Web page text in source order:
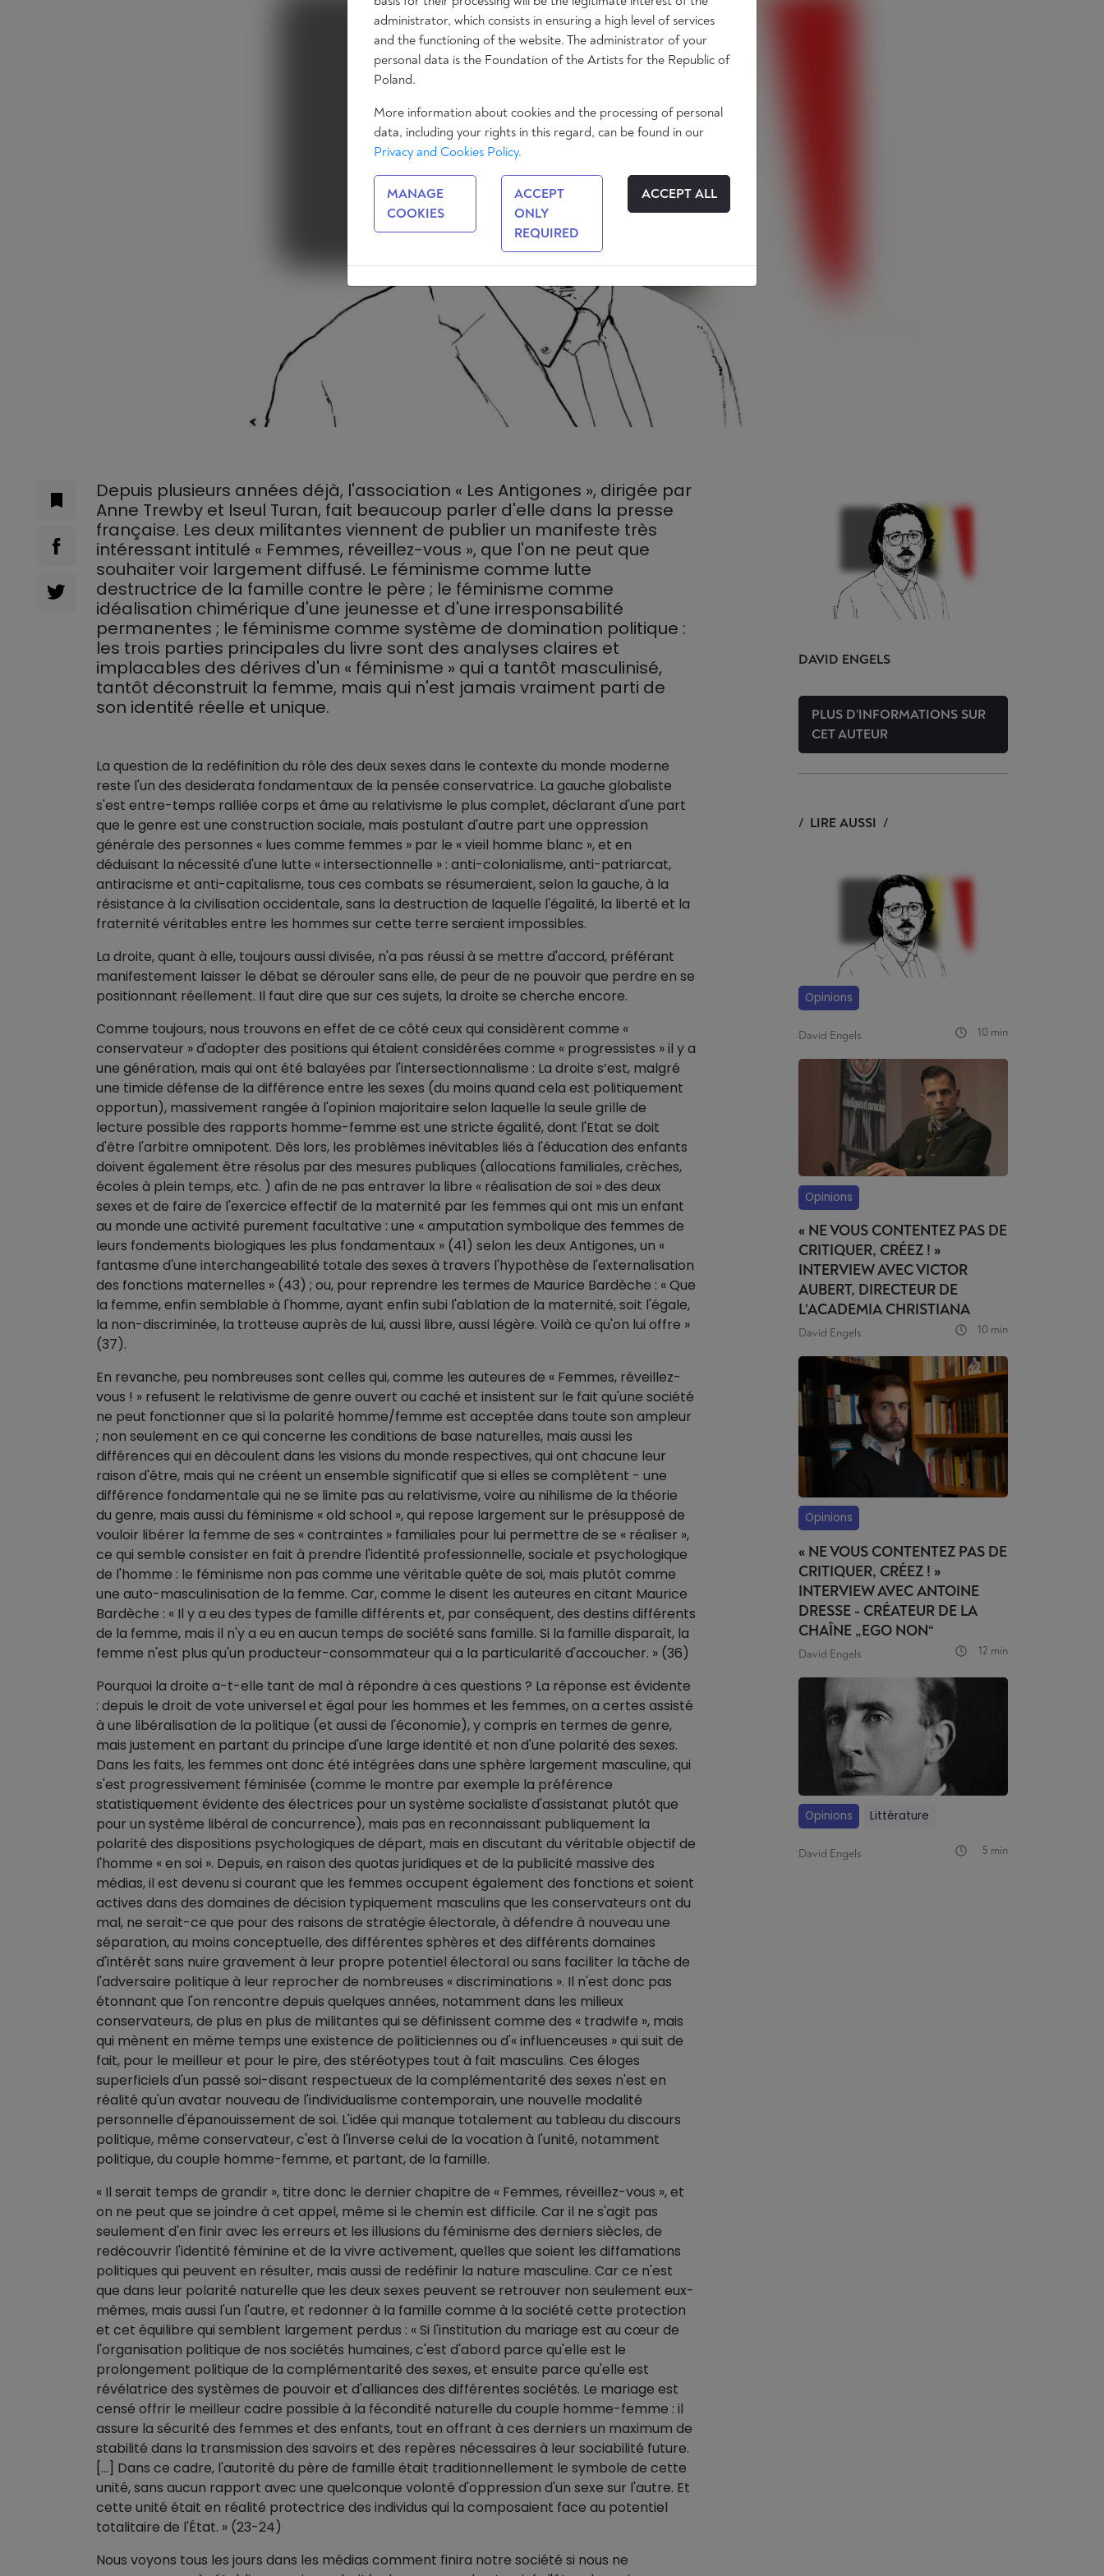
Depuis plusieurs années déjà, l'association « Les Antigones », dirigée par
Anne Trewby et Iseul Turan, fait beaucoup parler d'elle dans la presse
française. Les deux militantes viennent de publier un manifeste très
intéressant intitulé « Femmes, réveillez-vous », que l'on ne peut que
souhaiter voir largement diffusé. Le féminisme comme lutte
destructrice de la famille contre le père ; le féminisme comme
idéalisation chimérique d'une jeunesse et d'une irresponsabilité
permanentes ; le féminisme comme système de domination politique :
les trois parties principales du livre sont des analyses claires et
implacables des dérives d'un « féminisme » qui a tantôt masculinisé,
tantôt déconstruit la femme, mais qui n'est jamais vraiment parti de
son identité réelle et unique.
La question de la redéfinition du rôle des deux sexes dans le contexte du monde moderne
reste l'un des desiderata fondamentaux de la pensée conservatrice. La gauche globaliste
s'est entre-temps ralliée corps et âme au relativisme le plus complet, déclarant d'une part
que le genre est une construction sociale, mais postulant d'autre part une oppression
générale des personnes « lues comme femmes » par le « vieil homme blanc », et en
déduisant la nécessité d'une lutte « intersectionnelle » : anti-colonialisme, anti-patriarcat,
antiracisme et anti-capitalisme, tous ces combats se résumeraient, selon la gauche, à la
résistance à la civilisation occidentale, sans la destruction de laquelle l'égalité, la liberté et la
fraternité véritables entre les hommes sur cette terre seraient impossibles.
La droite, quant à elle, toujours aussi divisée, n'a pas réussi à se mettre d'accord, préférant
manifestement laisser le débat se dérouler sans elle, de peur de ne pouvoir que perdre en se
positionnant réellement. Il faut dire que sur ces sujets, la droite se cherche encore.
Comme toujours, nous trouvons en effet de ce côté ceux qui considèrent comme «
conservateur » d'adopter des positions qui étaient considérées comme « progressistes » il y a
une génération, mais qui ont été balayées par l'intersectionnalisme : La droite s’est, malgré
une timide défense de la différence entre les sexes (du moins quand cela est politiquement
opportun), massivement rangée à l'opinion majoritaire selon laquelle la seule grille de
lecture possible des rapports homme-femme est une stricte égalité, dont l'Etat se doit
d'être l'arbitre omnipotent. Dès lors, les problèmes inévitables liés à l'éducation des enfants
doivent également être résolus par des mesures publiques (allocations familiales, crèches,
écoles à plein temps, etc. ) afin de ne pas entraver la libre « réalisation de soi » des deux
sexes et de faire de l'exercice effectif de la maternité par les femmes qui ont mis un enfant
au monde une activité purement facultative : une « amputation symbolique des femmes de
leurs fondements biologiques les plus fondamentaux » (41) selon les deux Antigones, un «
fantasme d'une interchangeabilité totale des sexes à travers l'hypothèse de l'externalisation
des fonctions maternelles » (43) ; ou, pour reprendre les termes de Maurice Bardèche : « Que
la femme, enfin semblable à l'homme, ayant enfin subi l'ablation de la maternité, soit l'égale,
la non-discriminée, la trotteuse auprès de lui, aussi libre, aussi légère. Voilà ce qu'on lui offre »
(37).
En revanche, peu nombreuses sont celles qui, comme les auteures de « Femmes, réveillez-
vous ! » refusent le relativisme de genre ouvert ou caché et insistent sur le fait qu'une société
ne peut fonctionner que si la polarité homme/femme est acceptée dans toute son ampleur
; non seulement en ce qui concerne les conditions de base naturelles, mais aussi les
différences qui en découlent dans les visions du monde respectives, qui ont chacune leur
raison d'être, mais qui ne créent un ensemble significatif que si elles se complètent - une
différence fondamentale qui ne se limite pas au relativisme, voire au nihilisme de la théorie
du genre, mais aussi du féminisme « old school », qui repose largement sur le présupposé de
vouloir libérer la femme de ses « contraintes » familiales pour lui permettre de se « réaliser »,
ce qui semble consister en fait à prendre l'identité professionnelle, sociale et psychologique
de l'homme : le féminisme non pas comme une véritable quête de soi, mais plutôt comme
une auto-masculinisation de la femme. Car, comme le disent les auteures en citant Maurice
Bardèche : « Il y a eu des types de famille différents et, par conséquent, des destins différents
de la femme, mais il n'y a eu en aucun temps de société sans famille. Si la famille disparaît, la
femme n'est plus qu'un producteur-consommateur qui a la particularité d'accoucher. » (36)
Pourquoi la droite a-t-elle tant de mal à répondre à ces questions ? La réponse est évidente
: depuis le droit de vote universel et égal pour les hommes et les femmes, on a certes assisté
à une libéralisation de la politique (et aussi de l'économie), y compris en termes de genre,
mais justement en partant du principe d'une large identité et non d'une polarité des sexes.
Dans les faits, les femmes ont donc été intégrées dans une sphère largement masculine, qui
s'est progressivement féminisée (comme le montre par exemple la préférence
statistiquement évidente des électrices pour un système socialiste d'assistanat plutôt que
pour un système libéral de concurrence), mais pas en reconnaissant publiquement la
polarité des dispositions psychologiques de départ, mais en discutant du véritable objectif de
l'homme « en soi ». Depuis, en raison des quotas juridiques et de la publicité massive des
médias, il est devenu si courant que les femmes occupent également des fonctions et soient
actives dans des domaines de décision typiquement masculins que les conservateurs ont du
mal, ne serait-ce que pour des raisons de stratégie électorale, à défendre à nouveau une
séparation, au moins conceptuelle, des différentes sphères et des différents domaines
d'intérêt sans nuire gravement à leur propre potentiel électoral ou sans faciliter la tâche de
l'adversaire politique à leur reprocher de nombreuses « discriminations ». Il n'est donc pas
étonnant que l'on rencontre depuis quelques années, notamment dans les milieux
conservateurs, de plus en plus de militantes qui se définissent comme des « tradwife », mais
qui mènent en même temps une existence de politiciennes ou d'« influenceuses » qui suit de
fait, pour le meilleur et pour le pire, des stéréotypes tout à fait masculins. Ces éloges
superficiels d'un passé soi-disant respectueux de la complémentarité des sexes n'est en
réalité qu'un avatar nouveau de l'individualisme contemporain, une nouvelle modalité
personnelle d'épanouissement de soi. L'idée qui manque totalement au tableau du discours
politique, même conservateur, c'est à l'inverse celui de la vocation à l'unité, notamment
politique, du couple homme-femme, et partant, de la famille.
« Il serait temps de grandir », titre donc le dernier chapitre de « Femmes, réveillez-vous », et
on ne peut que se joindre à cet appel, même si le chemin est difficile. Car il ne s'agit pas
seulement d'en finir avec les erreurs et les illusions du féminisme des derniers siècles, de
redécouvrir l'identité féminine et de la vivre activement, quelles que soient les diffamations
politiques qui peuvent en résulter, mais aussi de redéfinir la nature masculine. Car ce n'est
que dans leur polarité naturelle que les deux sexes peuvent se retrouver non seulement eux-
mêmes, mais aussi l'un l'autre, et redonner à la famille comme à la société cette protection
et cet équilibre qui semblent largement perdus : « Si l'institution du mariage est au cœur de
l'organisation politique de nos sociétés humaines, c'est d'abord parce qu'elle est le
prolongement politique de la complémentarité des sexes, et ensuite parce qu'elle est
révélatrice des systèmes de pouvoir et d'alliances des différentes sociétés. Le mariage est
censé offrir le meilleur cadre possible à la fécondité naturelle du couple homme-femme : il
assure la sécurité des femmes et des enfants, tout en offrant à ces derniers un maximum de
stabilité dans la transmission des savoirs et des repères nécessaires à leur sociabilité future.
[...] Dans ce cadre, l'autorité du père de famille était traditionnellement le symbole de cette
unité, sans aucun rapport avec une quelconque volonté d'oppression d'un sexe sur l'autre. Et
cette unité était en réalité protectrice des individus qui la composaient face au potentiel
totalitaire de l'État. » (23-24)
Nous voyons tous les jours dans les médias comment finira notre société si nous ne
DAVID ENGELS
PLUS D’INFORMATIONS SUR
CET AUTEUR
LIRE AUSSI
Opinions
David Engels 10 min
Opinions
« NE VOUS CONTENTEZ PAS DE
CRITIQUER, CRÉEZ ! »
INTERVIEW AVEC VICTOR
AUBERT, DIRECTEUR DE
L’ACADEMIA CHRISTIANA
David Engels 10 min
Opinions
« NE VOUS CONTENTEZ PAS DE
CRITIQUER, CRÉEZ ! »
INTERVIEW AVEC ANTOINE
DRESSE - CRÉATEUR DE LA
CHAÎNE „EGO NON“
David Engels 12 min
Opinions Littérature
David Engels 5 min
administrator, which consists in ensuring a high level of services
and the functioning of the website. The administrator of your
personal data is the Foundation of the Artists for the Republic of
Poland.
More information about cookies and the processing of personal
data, including your rights in this regard, can be found in our
Privacy and Cookies Policy.
MANAGE
COOKIES
ACCEPT
ONLY
REQUIRED
ACCEPT ALL